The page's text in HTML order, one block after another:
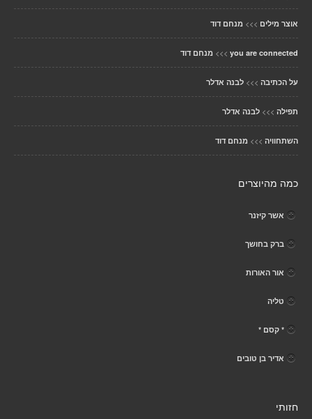
אוצר מילים >>> מנחם דוד
you are connected
>>> מנחם דוד
על הכתיבה >>> לבנה אדלר
תפילה >>> לבנה אדלר
השתחוויה >>> מנחם דוד
כמה מהיוצרים
אשר קיזנר
ברק בחושך
אור האורות
טליה
* קסם *
אדיר בן טובים
חזותי